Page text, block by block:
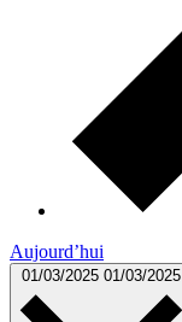
Aujourd’hui
01/03/2025 01/03/2025